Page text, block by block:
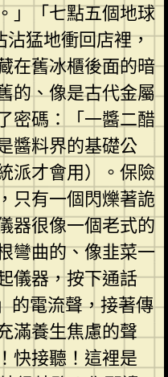
」「七點五個地球
猛地衝回店裡，
在舊冰櫃後面的暗
的、像是古代金屬
密碼：「一醬二醋
醬料界的基礎公
派才會用）。保險
只有一個閃爍著詭
器很像一個老式的
彎曲的、像韭菜一
儀器，按下通話
電流聲，接著傳
滿養生焦慮的聲
快接聽！這裡是